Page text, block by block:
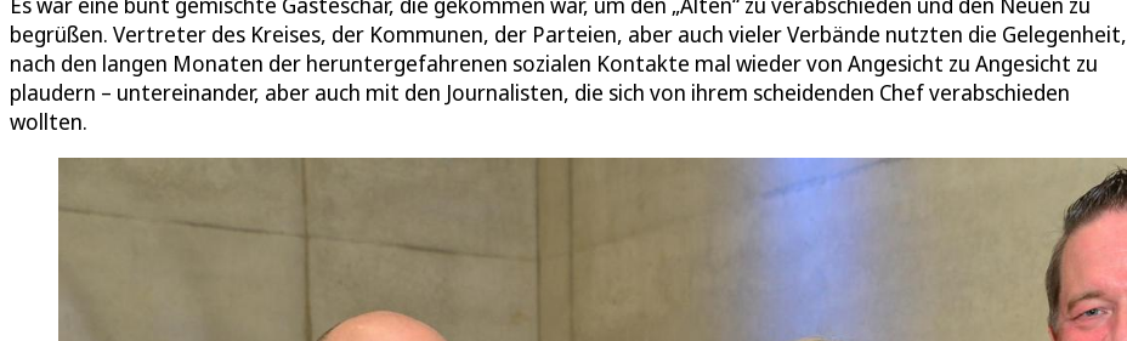
begrüßen. Vertreter des Kreises, der Kommunen, der Parteien, aber auch vieler Verbände nutzten die Gelegenheit,
nach den langen Monaten der heruntergefahrenen sozialen Kontakte mal wieder von Angesicht zu Angesicht zu
plaudern – untereinander, aber auch mit den Journalisten, die sich von ihrem scheidenden Chef verabschieden
wollten.